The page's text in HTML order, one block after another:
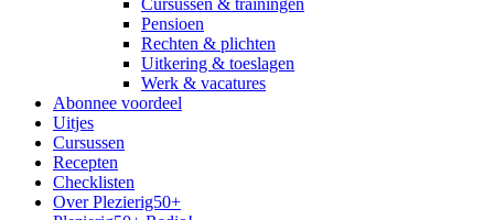
Cursussen & trainingen
Pensioen
Rechten & plichten
Uitkering & toeslagen
Werk & vacatures
Abonnee voordeel
Uitjes
Cursussen
Recepten
Checklisten
Over Plezierig50+